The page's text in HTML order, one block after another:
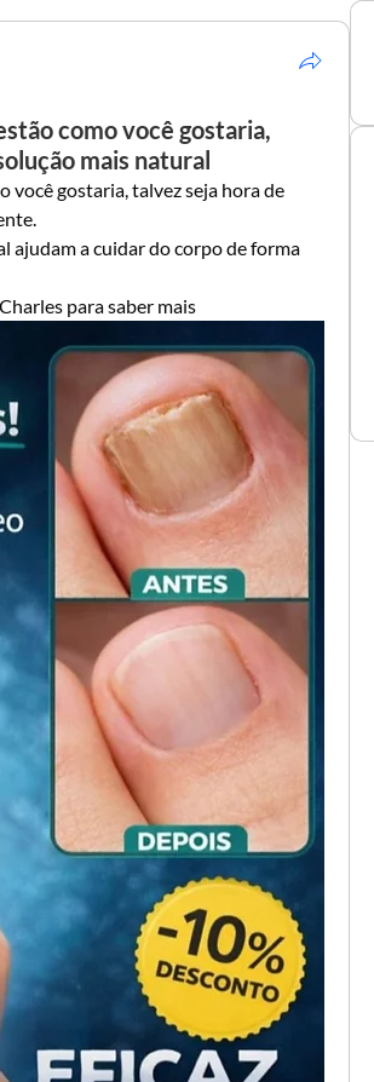
como você gostaria,
mais natural
você gostaria, talvez seja hora de
a cuidar do corpo de forma
para saber mais